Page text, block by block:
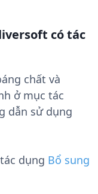
có tác
chất và
ở mục tác
dẫn sử dụng
dụng Bổ sung